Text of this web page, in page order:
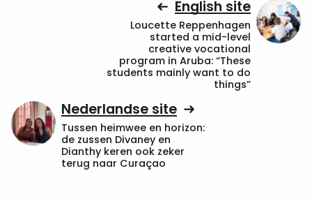
English site
Loucette Reppenhagen
started a mid-level
creative vocational
program in Aruba: “These
students mainly want to do
things”
Nederlandse site
Tussen heimwee en horizon:
de zussen Divaney en
Dianthy keren ook zeker
terug naar Curaçao